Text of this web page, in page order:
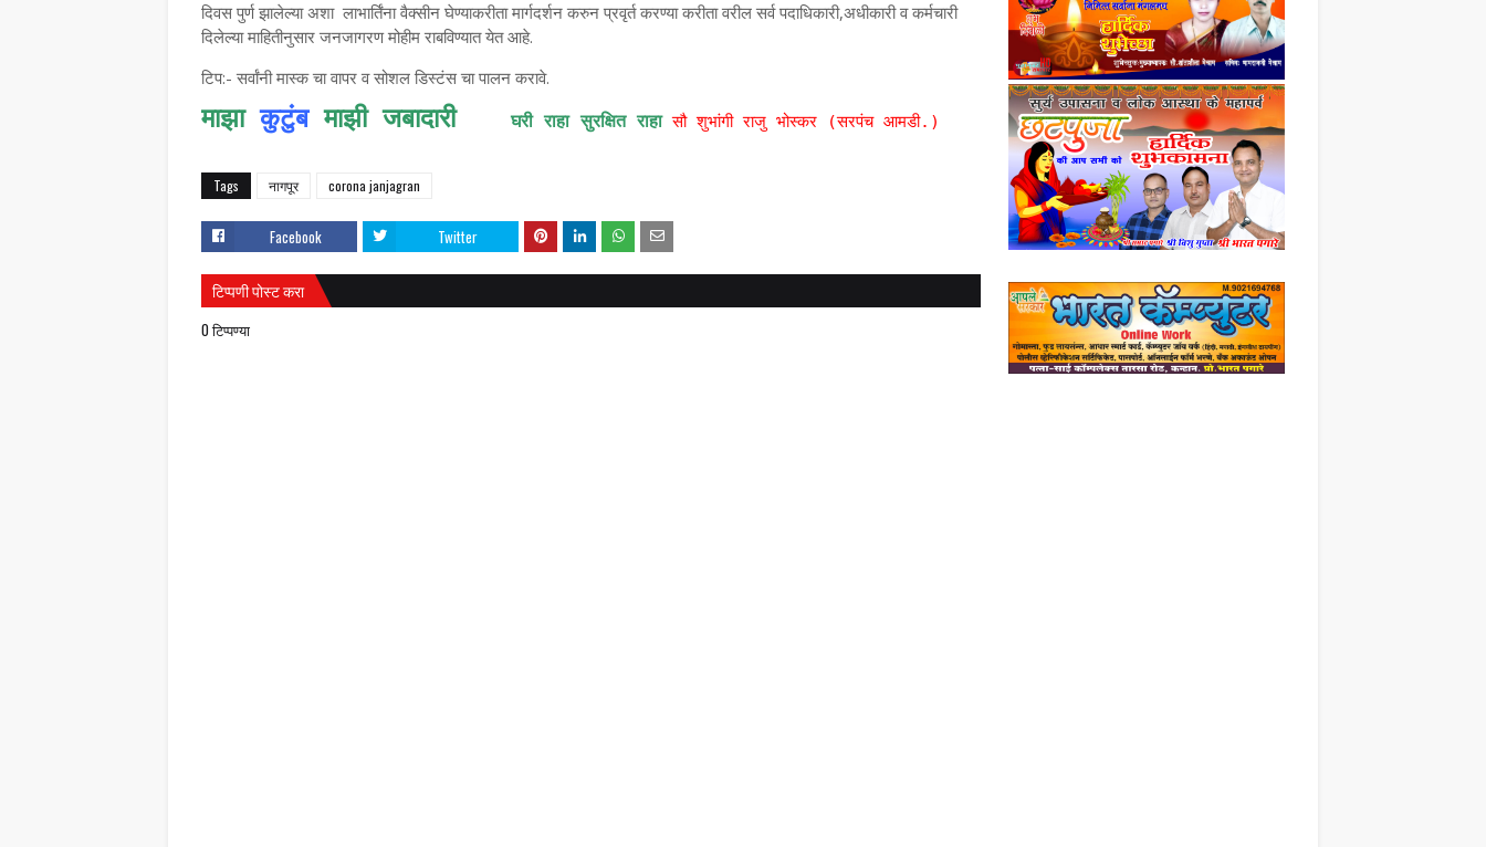
दिवस पुर्ण झालेल्या अशा लाभार्तिंना वैक्सीन घेण्याकरीता मार्गदर्शन करुन प्रवृर्त करण्या करीता वरील सर्व पदाधिकारी,अधीकारी व कर्मचारी
दिलेल्या माहितीनुसार जनजागरण मोहीम राबविण्यात येत आहे.
टिप:- सर्वांनी मास्क चा वापर व सोशल डिस्टंस चा पालन करावे.
माझा कुटुंब माझी जबादारी
     घरी राहा सुरक्षित राहा
सौ शुभांगी राजु भोस्कर (सरपंच आमडी.)
Tags नागपूर corona janjagran
Facebook Twitter
टिप्पणी पोस्ट करा
0 टिप्पण्या